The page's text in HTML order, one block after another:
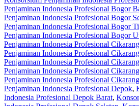
Penjaminan Indonesia Profesional Bogor
Penjaminan Indonesia Profesional Bogor
Penjaminan Indonesia Profesional Bogor
Penjaminan Indonesia Profesional Bogor
Penjaminan Indonesia Profesional Cikarang
Penjaminan Indonesia Profesional
Penjaminan Indonesia Profesional
Penjaminan Indonesia Profesional
Penjaminan Indonesia Profesional
Penjaminan Indonesia Profesional Depok,
Indonesia Profesional Depok Barat,